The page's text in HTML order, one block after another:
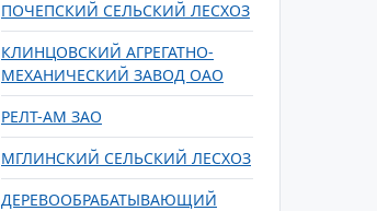
ПОЧЕПСКИЙ СЕЛЬСКИЙ ЛЕСХОЗ
КЛИНЦОВСКИЙ АГРЕГАТНО-
МЕХАНИЧЕСКИЙ ЗАВОД ОАО
РЕЛТ-АМ ЗАО
МГЛИНСКИЙ СЕЛЬСКИЙ ЛЕСХОЗ
ДЕРЕВООБРАБАТЫВАЮЩИЙ